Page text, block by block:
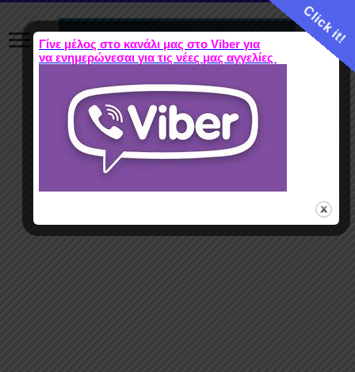
Click it!
Γίνε μέλος στο κανάλι μας στο Viber για
να ενημερώνεσαι για τις νέες μας αγγελίες